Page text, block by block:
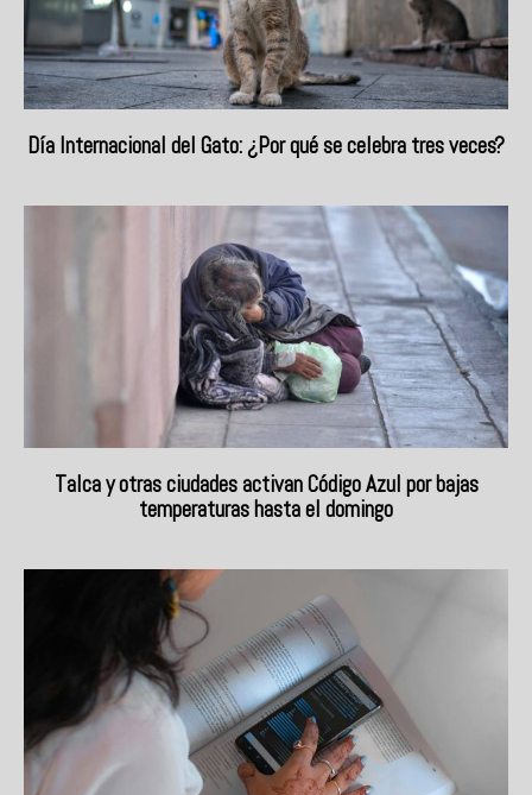
Día Internacional del Gato: ¿Por qué se celebra tres veces?
Talca y otras ciudades activan Código Azul por bajas
temperaturas hasta el domingo